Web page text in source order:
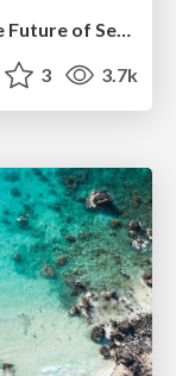
SEO in 2025: How to Prepare for the Future of Search
3 3.7k